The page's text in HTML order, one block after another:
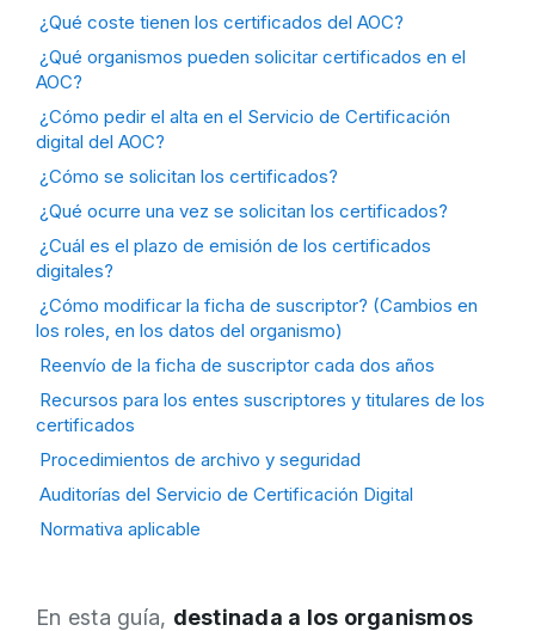
En esta guía, destinada a los organismos
¿Qué coste tienen los certificados del AOC?
¿Qué organismos pueden solicitar certificados en el
AOC?
¿Cómo pedir el alta en el Servicio de Certificación
digital del AOC?
¿Cómo se solicitan los certificados?
¿Qué ocurre una vez se solicitan los certificados?
¿Cuál es el plazo de emisión de los certificados
digitales?
¿Cómo modificar la ficha de suscriptor? (Cambios en
los roles, en los datos del organismo)
Reenvío de la ficha de suscriptor cada dos años
Recursos para los entes suscriptores y titulares de los
certificados
Procedimientos de archivo y seguridad
Auditorías del Servicio de Certificación Digital
Normativa aplicable